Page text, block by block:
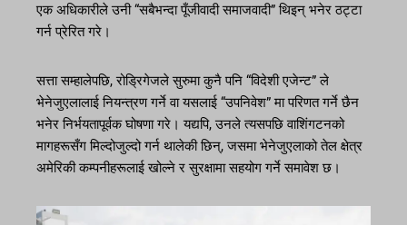
एक अधिकारीले उनी “सबैभन्दा पूँजीवादी समाजवादी” थिइन् भनेर ठट्टा
गर्न प्रेरित गरे।
सत्ता सम्हालेपछि, रोड्रिगेजले सुरुमा कुनै पनि “विदेशी एजेन्ट” ले
भेनेजुएलालाई नियन्त्रण गर्ने वा यसलाई “उपनिवेश” मा परिणत गर्ने छैन
भनेर निर्भयतापूर्वक घोषणा गरे। यद्यपि, उनले त्यसपछि वाशिंगटनको
मागहरूसँग मिल्दोजुल्दो गर्न थालेकी छिन्, जसमा भेनेजुएलाको तेल क्षेत्र
अमेरिकी कम्पनीहरूलाई खोल्ने र सुरक्षामा सहयोग गर्ने समावेश छ।